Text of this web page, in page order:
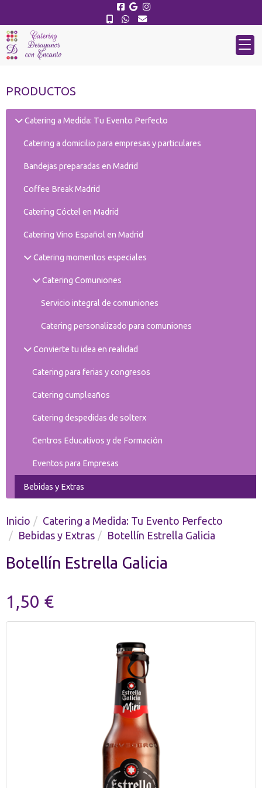
PRODUCTOS
Catering a Medida: Tu Evento Perfecto
Catering a domicilio para empresas y particulares
Bandejas preparadas en Madrid
Coffee Break Madrid
Catering Cóctel en Madrid
Catering Vino Español en Madrid
Catering momentos especiales
Catering Comuniones
Servicio integral de comuniones
Catering personalizado para comuniones
Convierte tu idea en realidad
Catering para ferias y congresos
Catering cumpleaños
Catering despedidas de solterx
Centros Educativos y de Formación
Eventos para Empresas
Bebidas y Extras
Inicio
Catering a Medida: Tu Evento Perfecto
Bebidas y Extras
Botellín Estrella Galicia
Botellín Estrella Galicia
1,50 €